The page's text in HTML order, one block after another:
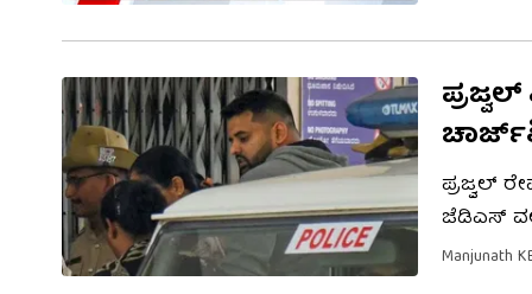
ಎಸ್​​ಐಟಿ
ಪ್ರಜ್ವಲ್
ಜೆಡಿಎಸ್
ಸದಸ್ಯರೂ
Manjunath